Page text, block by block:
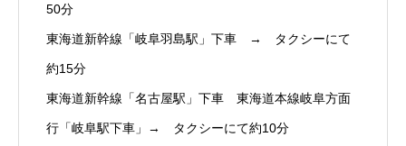
50分
東海道新幹線「岐阜羽島駅」下車 → タクシーにて
約15分
東海道新幹線「名古屋駅」下車 東海道本線岐阜方面
行「岐阜駅下車」→ タクシーにて約10分